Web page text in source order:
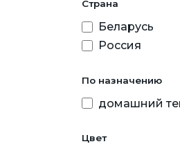
Страна
Беларусь
Россия
По назначению
домашний
Цвет